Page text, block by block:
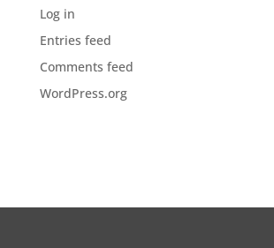
Log in
Entries feed
Comments feed
WordPress.org